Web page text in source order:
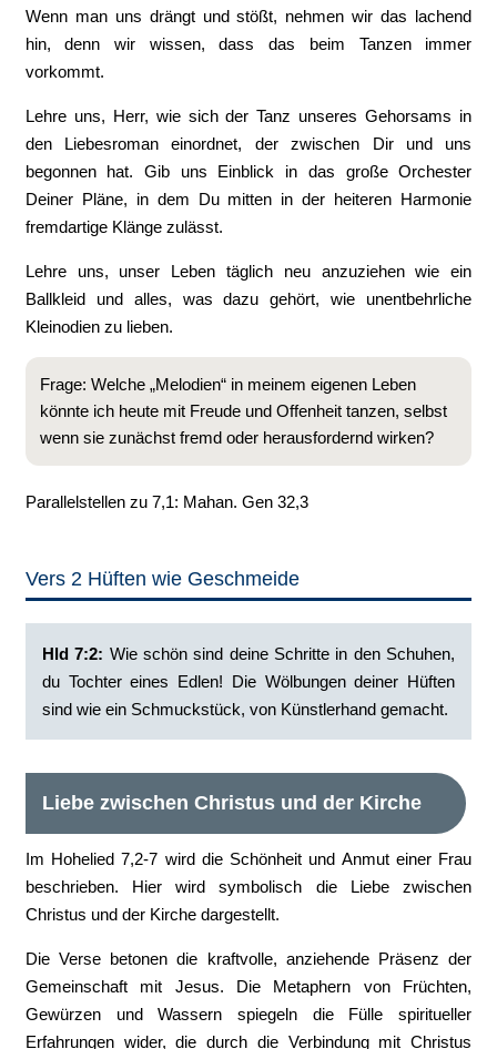
Wenn man uns drängt und stößt, nehmen wir das lachend
hin, denn wir wissen, dass das beim Tanzen immer
vorkommt.
Lehre uns, Herr, wie sich der Tanz unseres Gehorsams in
den Liebesroman einordnet, der zwischen Dir und uns
begonnen hat. Gib uns Einblick in das große Orchester
Deiner Pläne, in dem Du mitten in der heiteren Harmonie
fremdartige Klänge zulässt.
Lehre uns, unser Leben täglich neu anzuziehen wie ein
Ballkleid und alles, was dazu gehört, wie unentbehrliche
Kleinodien zu lieben.
Frage: Welche „Melodien“ in meinem eigenen Leben
könnte ich heute mit Freude und Offenheit tanzen, selbst
wenn sie zunächst fremd oder herausfordernd wirken?
Parallelstellen zu 7,1: Mahan. Gen 32,3
Vers 2 Hüften wie Geschmeide
Hld 7:2: Wie schön sind deine Schritte in den Schuhen,
du Tochter eines Edlen! Die Wölbungen deiner Hüften
sind wie ein Schmuckstück, von Künstlerhand gemacht.
Liebe zwischen Christus und der Kirche
Im Hohelied 7,2-7 wird die Schönheit und Anmut einer Frau
beschrieben. Hier wird symbolisch die Liebe zwischen
Christus und der Kirche dargestellt.
Die Verse betonen die kraftvolle, anziehende Präsenz der
Gemeinschaft mit Jesus. Die Metaphern von Früchten,
Gewürzen und Wassern spiegeln die Fülle spiritueller
Erfahrungen wider, die durch die Verbindung mit Christus